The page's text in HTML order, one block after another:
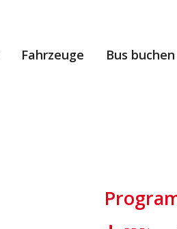
Fahrzeuge Bus buchen